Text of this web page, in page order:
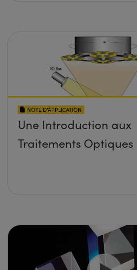
NOTE D’APPLICATION
Une Introduction aux
Traitements Optiques